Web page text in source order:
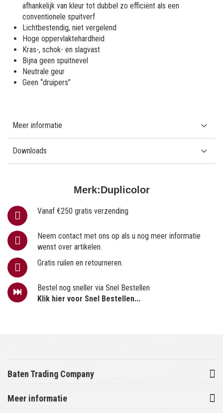
Merk:Duplicolor
Vanaf €250 gratis verzending
Neem contact met ons op als u nog meer informatie
wenst over artikelen.
Gratis ruilen en retourneren.
Bestel nog sneller via Snel Bestellen
Klik hier voor Snel Bestellen...
afhankelijk van kleur tot dubbel zo efficiënt als een
conventionele spuitverf
Lichtbestendig, niet vergelend
Hoge oppervlaktehardheid
Kras-, schok- en slagvast
Bijna geen spuitnevel
Neutrale geur
Geen “druipers”
Meer informatie
Downloads
Baten Trading Company
Meer informatie